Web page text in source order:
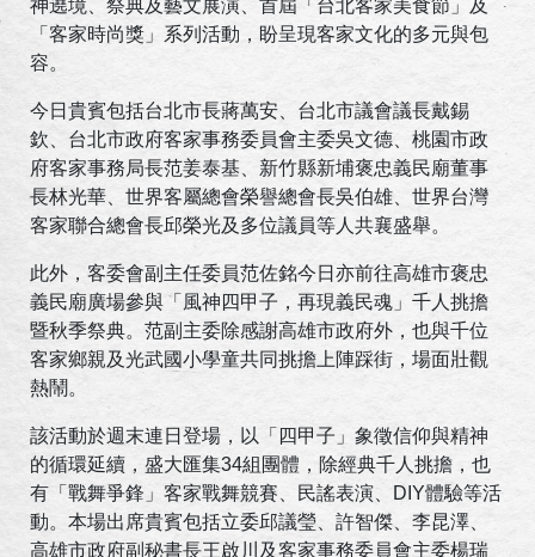
神遶境、祭典及藝文展演、首屆「台北客家美食節」及
「客家時尚獎」系列活動，盼呈現客家文化的多元與包
容。
今日貴賓包括台北市長蔣萬安、台北市議會議長戴錫
欽、台北市政府客家事務委員會主委吳文德、桃園市政
府客家事務局長范姜泰基、新竹縣新埔褒忠義民廟董事
長林光華、世界客屬總會榮譽總會長吳伯雄、世界台灣
客家聯合總會長邱榮光及多位議員等人共襄盛舉。
此外，客委會副主任委員范佐銘今日亦前往高雄市褒忠
義民廟廣場參與「風神四甲子，再現義民魂」千人挑擔
暨秋季祭典。范副主委除感謝高雄市政府外，也與千位
客家鄉親及光武國小學童共同挑擔上陣踩街，場面壯觀
熱鬧。
該活動於週末連日登場，以「四甲子」象徵信仰與精神
的循環延續，盛大匯集34組團體，除經典千人挑擔，也
有「戰舞爭鋒」客家戰舞競賽、民謠表演、DIY體驗等活
動。本場出席貴賓包括立委邱議瑩、許智傑、李昆澤、
高雄市政府副秘書長王啟川及客家事務委員會主委楊瑞